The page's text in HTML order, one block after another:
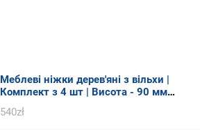
Меблеві ніжки дерев'яні з вільхи |
Комплект з 4 шт | Висота - 90 мм
Товщина - 90 мм
540zł